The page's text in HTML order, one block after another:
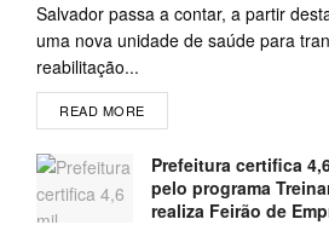
Salvador passa a contar, a partir
uma nova unidade de saúde para
reabilitação...
READ MORE
Prefeitura certifica
pelo programa
realiza Feirão de